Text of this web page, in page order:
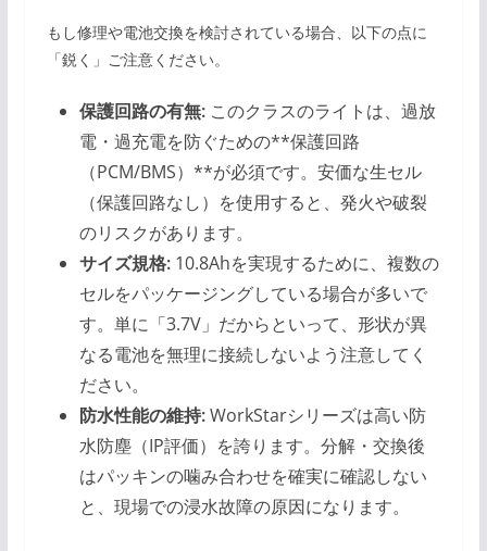
もし修理や電池交換を検討されている場合、以下の点に
「鋭く」ご注意ください。
保護回路の有無:このクラスのライトは、過放
電・過充電を防ぐための**保護回路
（PCM/BMS）**が必須です。安価な生セル
（保護回路なし）を使用すると、発火や破裂
のリスクがあります。
サイズ規格:10.8Ahを実現するために、複数の
セルをパッケージングしている場合が多いで
す。単に「3.7V」だからといって、形状が異
なる電池を無理に接続しないよう注意してく
ださい。
防水性能の維持:WorkStarシリーズは高い防
水防塵（IP評価）を誇ります。分解・交換後
はパッキンの噛み合わせを確実に確認しない
と、現場での浸水故障の原因になります。